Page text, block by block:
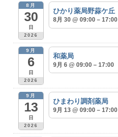
8月
30
日
2026
ひかり薬局野蒜ケ丘
8月 30 @ 09:00 – 17:00
9月
6
日
2026
和薬局
9月 6 @ 09:00 – 17:00
9月
13
日
2026
ひまわり調剤薬局
9月 13 @ 09:00 – 17:00